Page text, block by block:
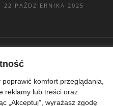
komfort przeglądania,
reklamy lub treści oraz
„Akceptuj”, wyrażasz zgodę
22 PAŹDZIERNIKA 2025